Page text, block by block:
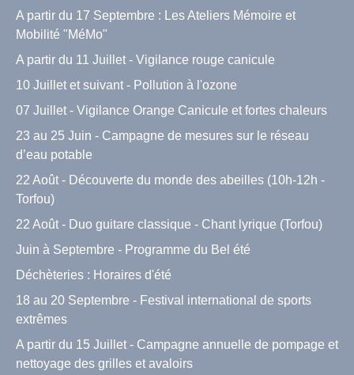
A partir du 17 Septembre : Les Ateliers Mémoire et
Mobilité "MéMo"
A partir du 11 Juillet - Vigilance rouge canicule
10 Juillet et suivant - Pollution à l'ozone
07 Juillet - Vigilance Orange Canicule et fortes chaleurs
23 au 25 Juin - Campagne de mesures sur le réseau
d’eau potable
22 Août - Découverte du monde des abeilles (10h-12h -
Torfou)
22 Août - Duo guitare classique - Chant lyrique (Torfou)
Juin à Septembre - Programme du Bel été
Déchèteries : Horaires d'été
18 au 20 Septembre - Festival international de sports
extrêmes
A partir du 15 Juillet - Campagne annuelle de pompage et
nettoyage des grilles et avaloirs